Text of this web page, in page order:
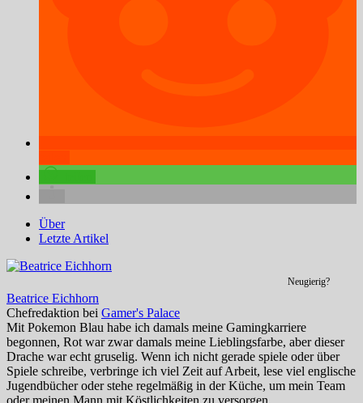
Über
Letzte Artikel
Neugierig?
Beatrice Eichhorn
Chefredaktion bei Gamer's Palace
Mit Pokemon Blau habe ich damals meine Gamingkarriere
begonnen, Rot war zwar damals meine Lieblingsfarbe, aber dieser
Drache war echt gruselig. Wenn ich nicht gerade spiele oder über
Spiele schreibe, verbringe ich viel Zeit auf Arbeit, lese viel englische
Jugendbücher oder stehe regelmäßig in der Küche, um mein Team